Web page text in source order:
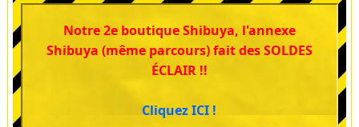
Notre 2e boutique Shibuya, l'annexe
Shibuya (même parcours) fait des SOLDES
ÉCLAIR !!
Cliquez ICI !